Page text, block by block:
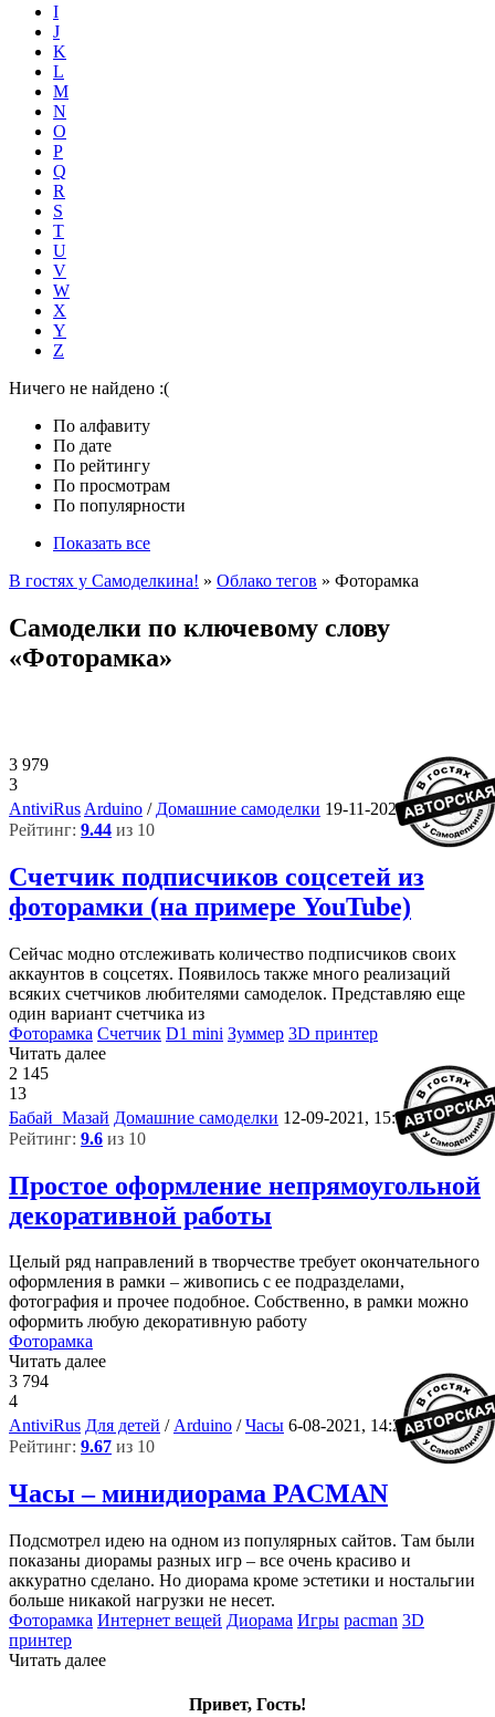
I
J
K
L
M
N
O
P
Q
R
S
T
U
V
W
X
Y
Z
Ничего не найдено :(
По алфавиту
По дате
По рейтингу
По просмотрам
По популярности
Показать все
В гостях у Самоделкина! » Облако тегов » Фоторамка
Самоделки по ключевому слову
«Фоторамка»
3 979
3
AntiviRus Arduino / Домашние самоделки 19-11-2021, 03:15 5
Рейтинг: 9.44 из 10
Счетчик подписчиков соцсетей из
фоторамки (на примере YouTube)
Сейчас модно отслеживать количество подписчиков своих
аккаунтов в соцсетях. Появилось также много реализаций
всяких счетчиков любителями самоделок. Представляю еще
один вариант счетчика из
Фоторамка Счетчик D1 mini Зуммер 3D принтер
Читать далее
2 145
13
Бабай_Мазай Домашние самоделки 12-09-2021, 15:26 8
Рейтинг: 9.6 из 10
Простое оформление непрямоугольной
декоративной работы
Целый ряд направлений в творчестве требует окончательного
оформления в рамки – живопись с ее подразделами,
фотография и прочее подобное. Собственно, в рамки можно
оформить любую декоративную работу
Фоторамка
Читать далее
3 794
4
AntiviRus Для детей /Arduino /Часы 6-08-2021, 14:26 15
Рейтинг: 9.67 из 10
Часы – минидиорама PACMAN
Подсмотрел идею на одном из популярных сайтов. Там были
показаны диорамы разных игр – все очень красиво и
аккуратно сделано. Но диорама кроме эстетики и ностальгии
больше никакой нагрузки не несет.
Фоторамка Интернет вещей Диорама Игры pacman 3D
принтер
Читать далее
Привет, Гость!